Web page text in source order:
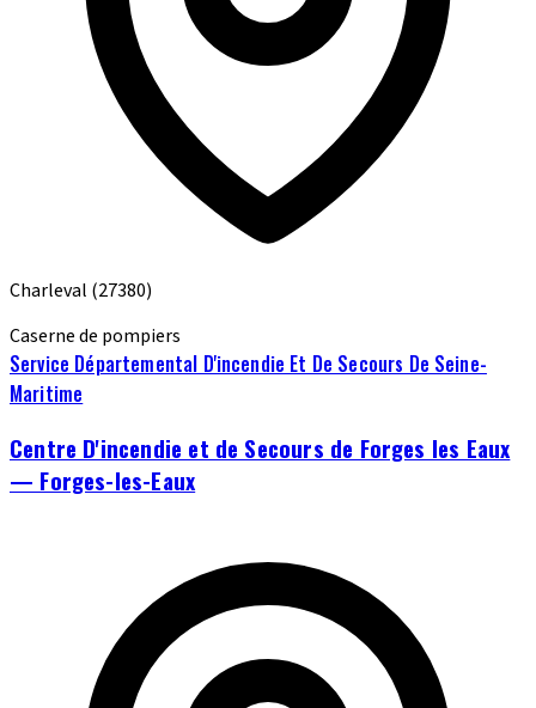
Charleval (27380)
Caserne de pompiers
Service Départemental D'incendie Et De Secours De Seine-
Maritime
Centre D'incendie et de Secours de Forges les Eaux
— Forges-les-Eaux